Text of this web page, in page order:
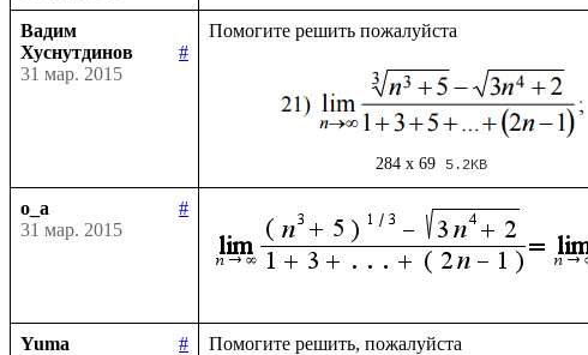
Вадим
Хуснутдинов
#
31 мар. 2015
284 x 69 5.2KB
o_a
#
31 мар. 2015
Yuma
#
Помогите решить, пожалуйста